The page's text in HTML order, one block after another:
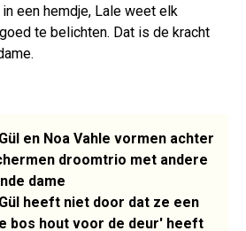
een hemdje, Lale weet elk
te belichten. Dat is de kracht
en Noa Vahle vormen achter
droomtrio met andere
dame
heeft niet door dat ze een
bos hout voor de deur' heeft